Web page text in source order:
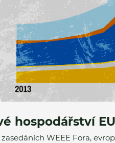
hospodářství
WEEE Fora,